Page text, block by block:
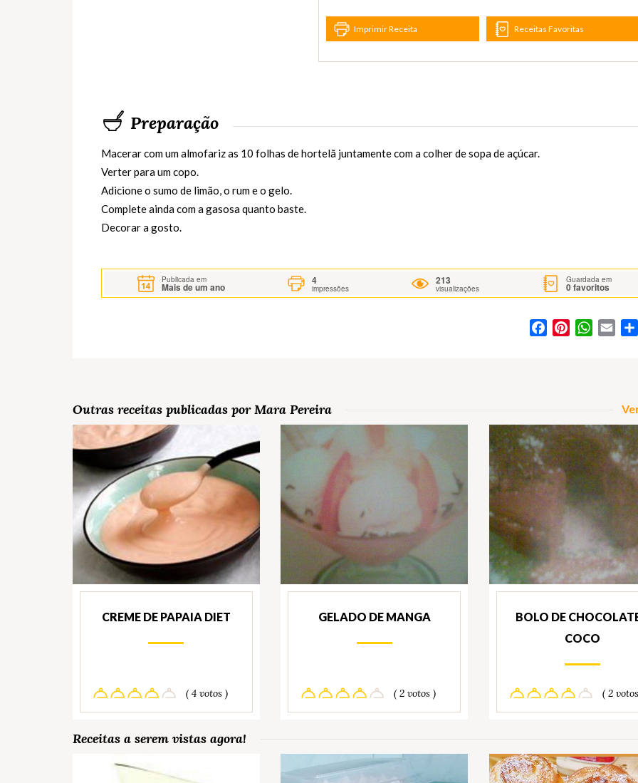
Imprimir Receita Receitas Favoritas
Preparação
Macerar com um almofariz as 10 folhas de hortelã juntamente com a colher de sopa de açúcar.
Verter para um copo.
Adicione o sumo de limão, o rum e o gelo.
Complete ainda com a gasosa quanto baste.
Decorar a gosto.
Publicada em
Mais de um ano
4
impressões
213
visualizações
Guardada em
0favoritos
FacebookPinterest
Outras receitas publicadas por Mara Pereira
CREME DE PAPAIA DIET
( 4 votos )
GELADO DE MANGA
( 2 votos )
BOLO DE
COCO
( 2
Receitas a serem vistas agora!